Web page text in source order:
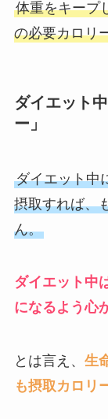
体重をキープ
の必要カロリ
ダイエット
ー」
ダイエット中
摂取すれば、
ん。
ダイエット中
になるよう心
とは言え、 生
も摂取カロリ